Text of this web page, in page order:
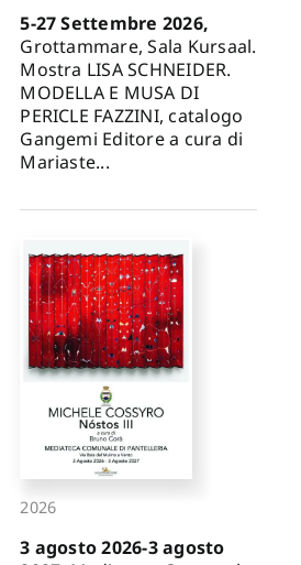
5-27 Settembre 2026,
Grottammare, Sala Kursaal.
Mostra LISA SCHNEIDER.
MODELLA E MUSA DI
PERICLE FAZZINI, catalogo
Gangemi Editore a cura di
Mariaste...
2026
3 agosto 2026-3 agosto